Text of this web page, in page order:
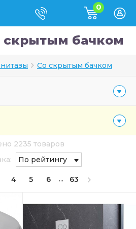
0
скрытым бачком
Со скрытым бачком
2235 товаров
4 5 6 ... 63
По рейтингу